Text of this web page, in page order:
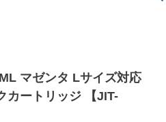
マゼンタ Lサイズ対応
カートリッジ 【JIT-